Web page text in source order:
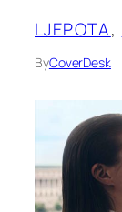
LJEPOTA,
ByCoverDesk